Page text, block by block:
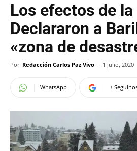
Los efectos de
Declararon a
«zona de
Por Redacción Carlos Paz Vivo - 1 julio, 2020
WhatsApp +